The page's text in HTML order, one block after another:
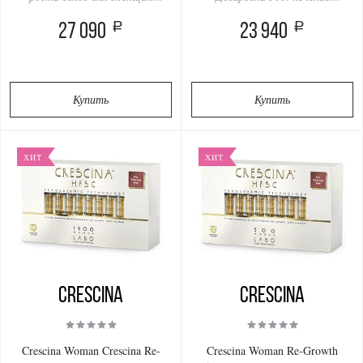
выпадения и поредения волос
27 090 a
Купить
(2 упаковки по 20 ампул)
23 940 a
Купить
ХИТ
Crescina
Crescina Woman Crescina Re-
ХИТ
Crescina
Crescina Woman Re-Growth